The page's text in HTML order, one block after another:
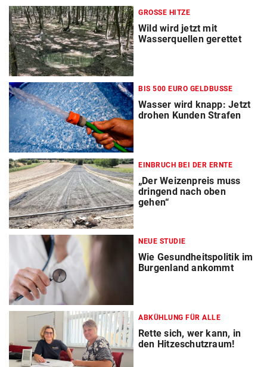
GROSSE HITZE
Wild wird jetzt mit
Wasserquellen gerettet
BIS 500 EURO GELDBUSSE
Wasser wird knapp: Jetzt
drohen Kunden Strafen
EINBRUCH BEI DER ERNTE
„Der Weizenpreis muss
dringend nach oben
gehen“
NEUE STUDIE
Wie Gesundheitspolitik im
Burgenland ankommt
ABKÜHLUNG FÜR ALLE
Rette sich, wer kann, in
den Hitzeschutzraum!